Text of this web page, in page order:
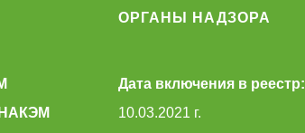
ОРГАНЫ НАДЗОРА
Дата включения в реестр:
10.03.2021 г.